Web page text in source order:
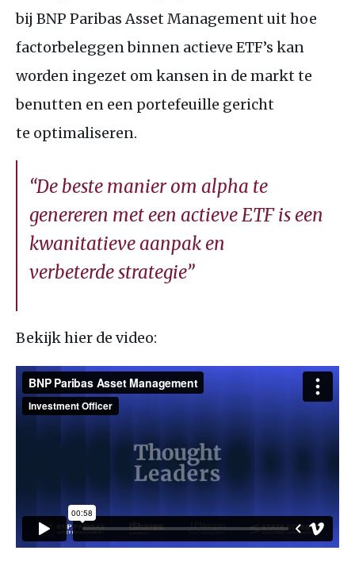
bij BNP Paribas Asset Management uit hoe
factorbeleggen binnen actieve ETF’s kan
worden ingezet om kansen in de markt te
benutten en een portefeuille gericht
te optimaliseren.
“De beste manier om alpha te
genereren met een actieve ETFis een
kwanitatieve aanpak en
verbeterde strategie”
Bekijk hier de video: